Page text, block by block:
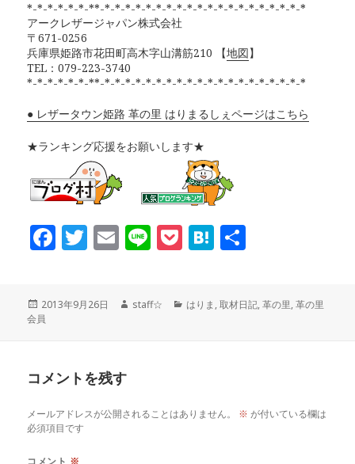
*-*-*-*-*-*-**-*-*-*-*-*-*-*-*-*-*-*-*-*-*-*-*-*-*-*-*
アークレザージャパン株式会社
〒671-0256
兵庫県姫路市花田町高木字山溝筋210 【地図】
TEL：079-223-3740
*-*-*-*-*-*-**-*-*-*-*-*-*-*-*-*-*-*-*-*-*-*-*-*-*-*-*
● レザータウン姫路 革の里 はりまるしぇページはこちら
★ランキング応援をお願いします★
F
c
b
o
o
T
it
r
E
ai
Li
e
P
c
H
e
投
稿
2013年9月26日
作
staff☆
カ
はりま ,取材日記,革の里,革の里
会員
コメントを残す
メールアドレスが公開されることはありません。 ※ が付いている欄は
必須項目です
コメント ※